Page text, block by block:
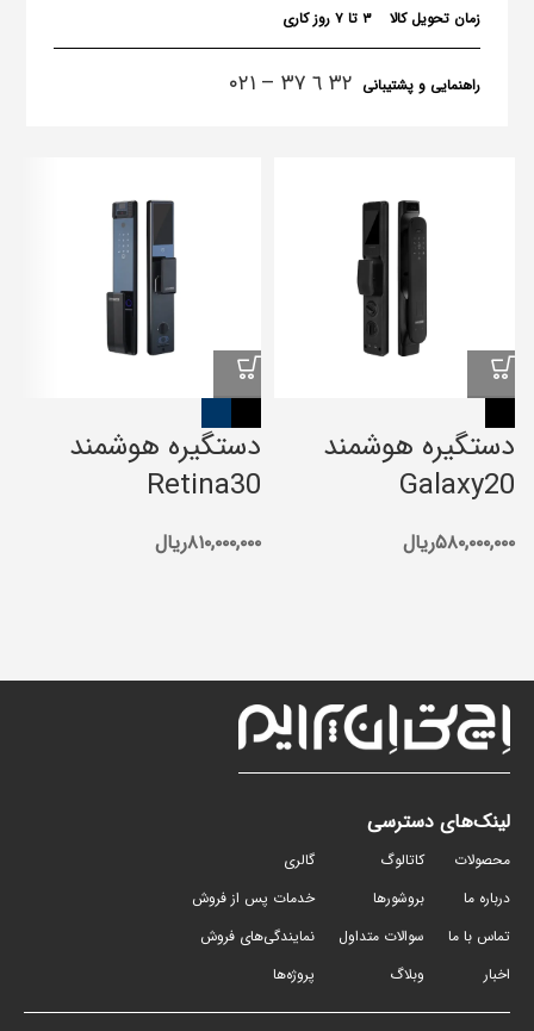
زمان تحویل کالا ۳ تا ۷ روز کاری
راهنمایی و پشتیبانی ٣٢ ٦ ٣٧ – ۰۲۱
دستگیره هوشمند
Galaxy20
۵۸۰,۰۰۰,۰۰۰ریال
دستگیره هوشمند
Retina30
۸۱۰,۰۰۰,۰۰۰ریال
لینک‌های دسترسی
محصولات
درباره ما
تماس با ما
اخبار
کاتالوگ
بروشورها
سوالات متداول
وبلاگ
گالری
خدمات پس از فروش
نمایندگی‌های فروش
پروژه‌ها